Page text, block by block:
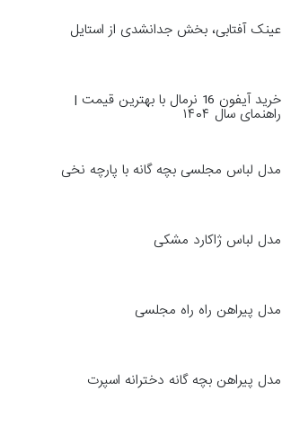
عینک آفتابی، بخش جدانشدی از استایل
خرید آیفون 16 نرمال با بهترین قیمت |
راهنمای سال ۱۴۰۴
مدل لباس مجلسی بچه گانه با پارچه نخی
مدل لباس ژاکارد مشکی
مدل پیراهن راه راه مجلسی
مدل پیراهن بچه گانه دخترانه اسپرت